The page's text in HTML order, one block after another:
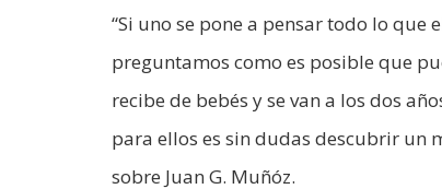
“Si uno se pone a pensar todo lo que
preguntamos como es posible que
recibe de bebés y se van a los dos
para ellos es sin dudas descubrir un
sobre Juan G. Muñóz.